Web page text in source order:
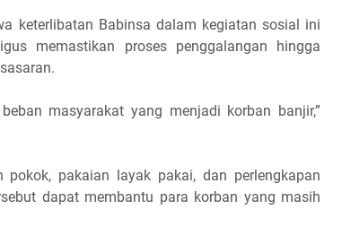
keterlibatan Babinsa dalam kegiatan sosial ini
memastikan proses penggalangan hingga
masyarakat yang menjadi korban banjir,”
pakaian layak pakai, dan perlengkapan
dapat membantu para korban yang masih